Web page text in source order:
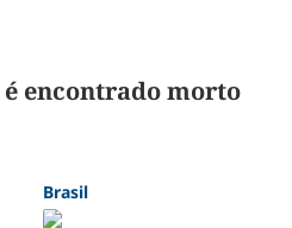
é encontrado morto
Brasil